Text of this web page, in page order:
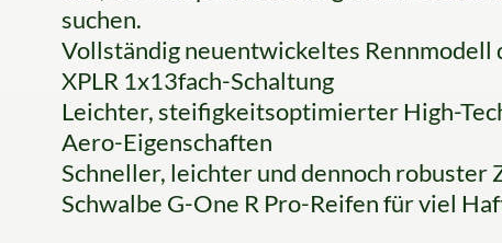
suchen.
Vollständig neuentwickeltes Rennmodell
XPLR 1x13fach-Schaltung
Leichter, steifigkeitsoptimierter High-
Aero-Eigenschaften
Schneller, leichter und dennoch robuster
Schwalbe G-One R Pro-Reifen für viel